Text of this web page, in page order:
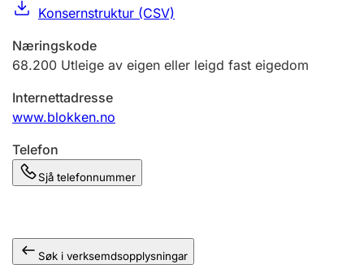
Konsernstruktur (CSV)
Næringskode
68.200 Utleige av eigen eller leigd fast eigedom
Internettadresse
www.blokken.no
Telefon
Sjå telefonnummer
Søk i verksemdsopplysningar